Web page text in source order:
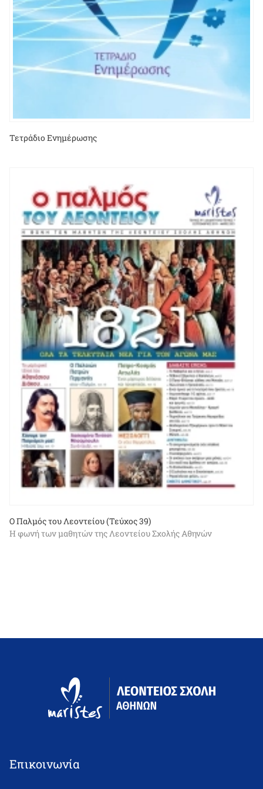
Τετράδιο Ενημέρωσης
Ο Παλμός του Λεοντείου (Τεύχος 39)
Η φωνή των μαθητών της Λεοντείου Σχολής Αθηνών
Επικοινωνία